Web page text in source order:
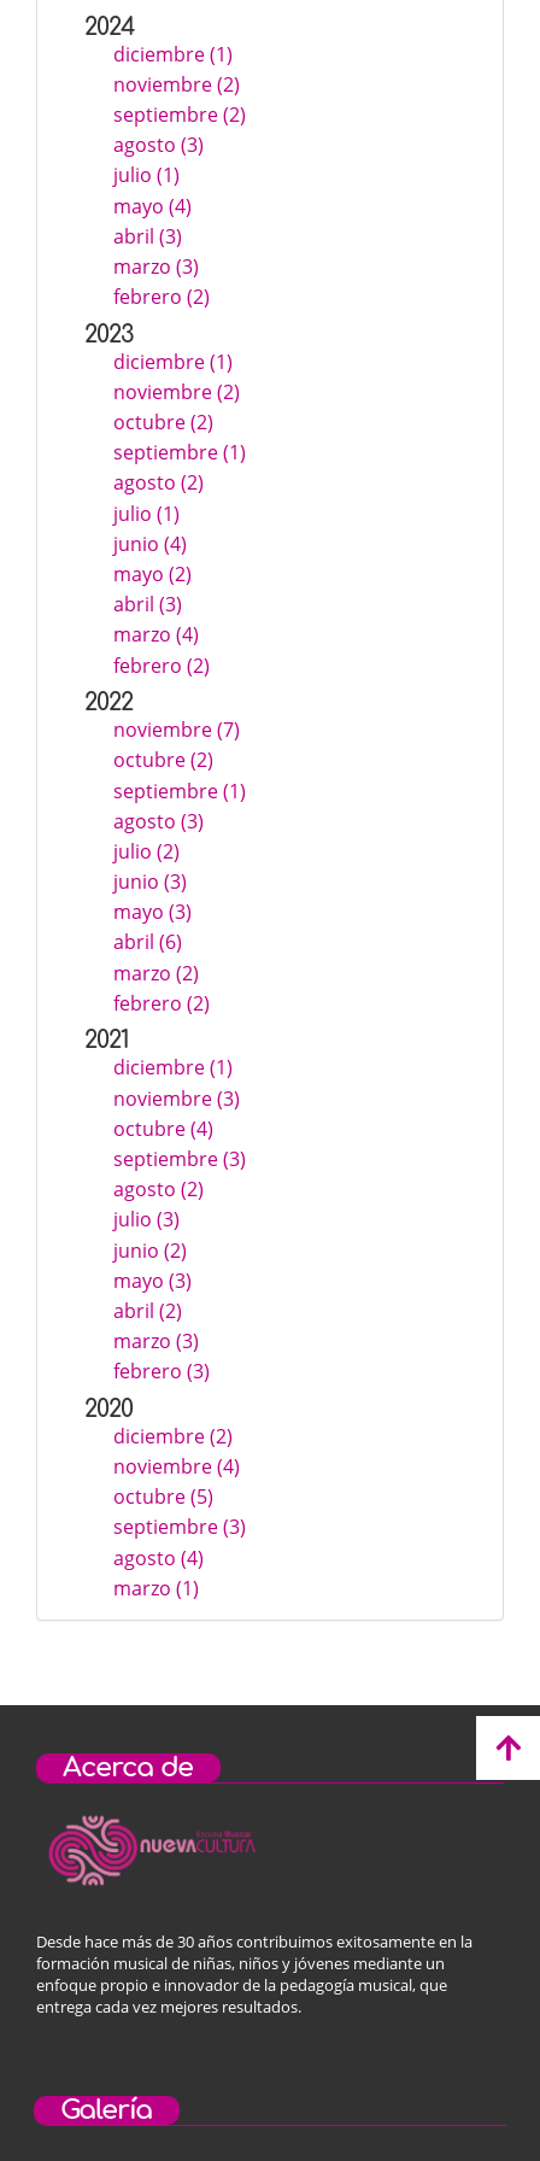
2024
diciembre (1)
noviembre (2)
septiembre (2)
agosto (3)
julio (1)
mayo (4)
abril (3)
marzo (3)
febrero (2)
2023
diciembre (1)
noviembre (2)
octubre (2)
septiembre (1)
agosto (2)
julio (1)
junio (4)
mayo (2)
abril (3)
marzo (4)
febrero (2)
2022
noviembre (7)
octubre (2)
septiembre (1)
agosto (3)
julio (2)
junio (3)
mayo (3)
abril (6)
marzo (2)
febrero (2)
2021
diciembre (1)
noviembre (3)
octubre (4)
septiembre (3)
agosto (2)
julio (3)
junio (2)
mayo (3)
abril (2)
marzo (3)
febrero (3)
2020
diciembre (2)
noviembre (4)
octubre (5)
septiembre (3)
agosto (4)
marzo (1)
Acerca de
Desde hace más de 30 años contribuimos exitosamente en la
formación musical de niñas, niños y jóvenes mediante un
enfoque propio e innovador de la pedagogía musical, que
entrega cada vez mejores resultados.
Galería